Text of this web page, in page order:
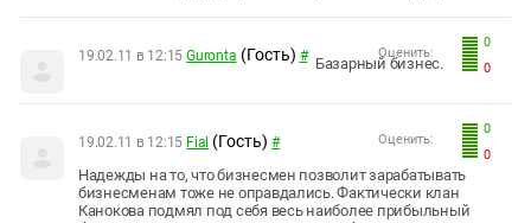
0
0
Оценить:
19.02.11 в 12:15 Guronta (Гость) # Базарный бизнес.
0
0
Оценить:
19.02.11 в 12:15 Fial (Гость) #
Надежды на то, что бизнесмен позволит зарабатывать
бизнесменам тоже не оправдались. Фактически клан
Канокова подмял под себя весь наиболее прибыльный